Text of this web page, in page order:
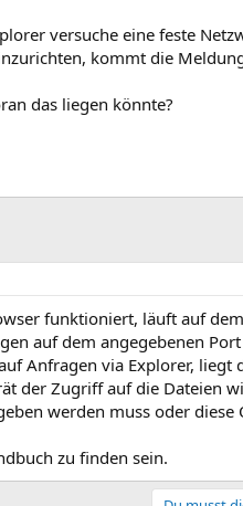
versuche eine feste
kommt die
das liegen könnte?
funktioniert, läuft auf
auf dem angegebenen
Anfragen via Explorer, liegt
der Zugriff auf die Dateien
werden muss oder
zu finden sein.